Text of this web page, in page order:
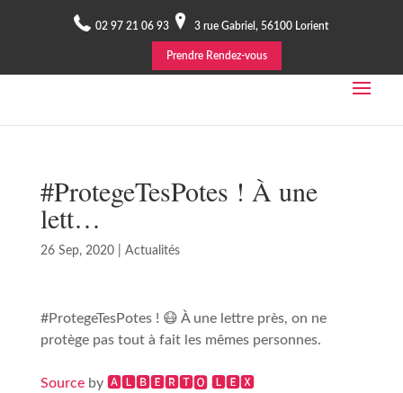
02 97 21 06 93 3 rue Gabriel, 56100 Lorient
Prendre Rendez-vous
#ProtegeTesPotes ! À une
lett…
26 Sep, 2020| Actualités
#ProtegeTesPotes ! 😷 À une lettre près, on ne
protège pas tout à fait les mêmes personnes.
Sourceby 🅰🅻🅱🅴🆁🆃🅾 🅻🅴🆇